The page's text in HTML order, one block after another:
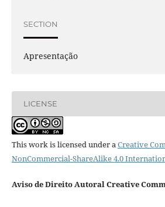
SECTION
Apresentação
LICENSE
This work is licensed under aCreative
NonCommercial-ShareAlike 4.0
Aviso de Direito Autoral Creative